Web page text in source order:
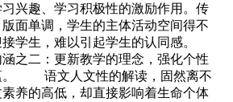
兴趣、学习积极性的激励作用。传
面单调，学生的主体活动空间得不
学生，难以引起学生的认同感。
二：更新教学的理念，强化个性
。 语文人文性的解读，固然离不
养的高低，却直接影响着生命个体